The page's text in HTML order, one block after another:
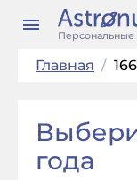
Персональные
Главная /
года